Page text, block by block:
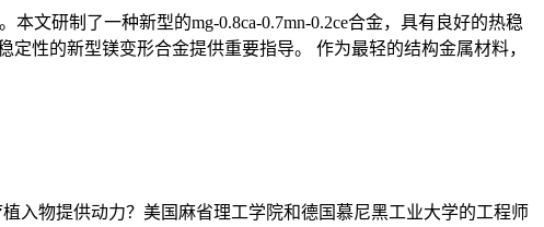
文研制了一种新型的mg-0.8ca-0.7mn-0.2ce合金，具有良好的热稳
性的新型镁变形合金提供重要指导。 作为最轻的结构金属材料，
入物提供动力？美国麻省理工学院和德国慕尼黑工业大学的工程师